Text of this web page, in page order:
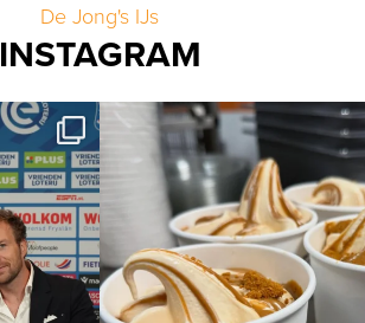
De Jong's IJs
INSTAGRAM